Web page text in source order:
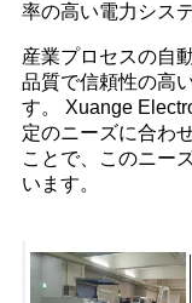
率の高い電力シス
産業プロセスの自
品質で信頼性の高
す。 Xuange
定のニーズに合わ
ことで、このニー
います。